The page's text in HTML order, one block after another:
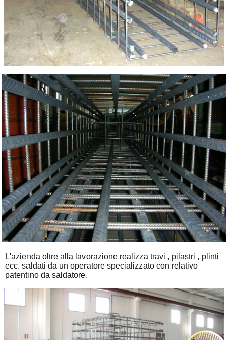
L'azienda oltre alla lavorazione realizza travi , pilastri , plinti
ecc. saldati da un operatore specializzato con relativo
patentino da saldatore.